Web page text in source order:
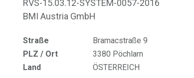
RVS-15.03.12-SYSTEM-0057-2016
BMI Austria GmbH
Straße
Bramacstraße 9
PLZ / Ort
3380 Pöchlarn
Land
ÖSTERREICH